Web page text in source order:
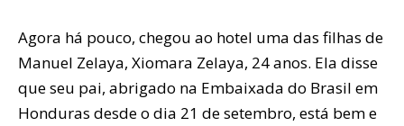
Agora há pouco, chegou ao hotel uma das filhas de
Manuel Zelaya, Xiomara Zelaya, 24 anos. Ela disse
que seu pai, abrigado na Embaixada do Brasil em
Honduras desde o dia 21 de setembro, está bem e